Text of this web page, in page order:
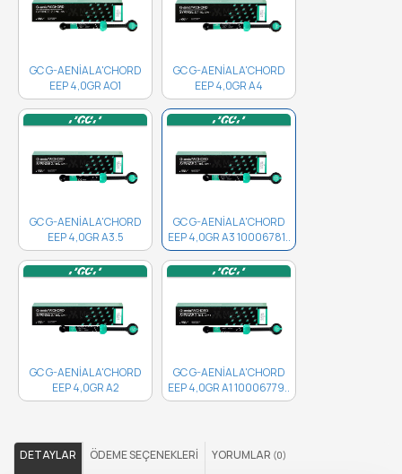
GC G-AENİAL A'CHORD
EEP 4,0GR AO1
10006787..
GC G-AENİAL A'CHORD
EEP 4,0GR A4
10006783..
GC G-AENİAL A'CHORD
EEP 4,0GR A3.5
10006782..
GC G-AENİAL A'CHORD
EEP 4,0GR A3 10006781..
GC G-AENİAL A'CHORD
EEP 4,0GR A2
10006780..
GC G-AENİAL A'CHORD
EEP 4,0GR A1 10006779..
DETAYLAR ÖDEME SEÇENEKLERI YORUMLAR (0)